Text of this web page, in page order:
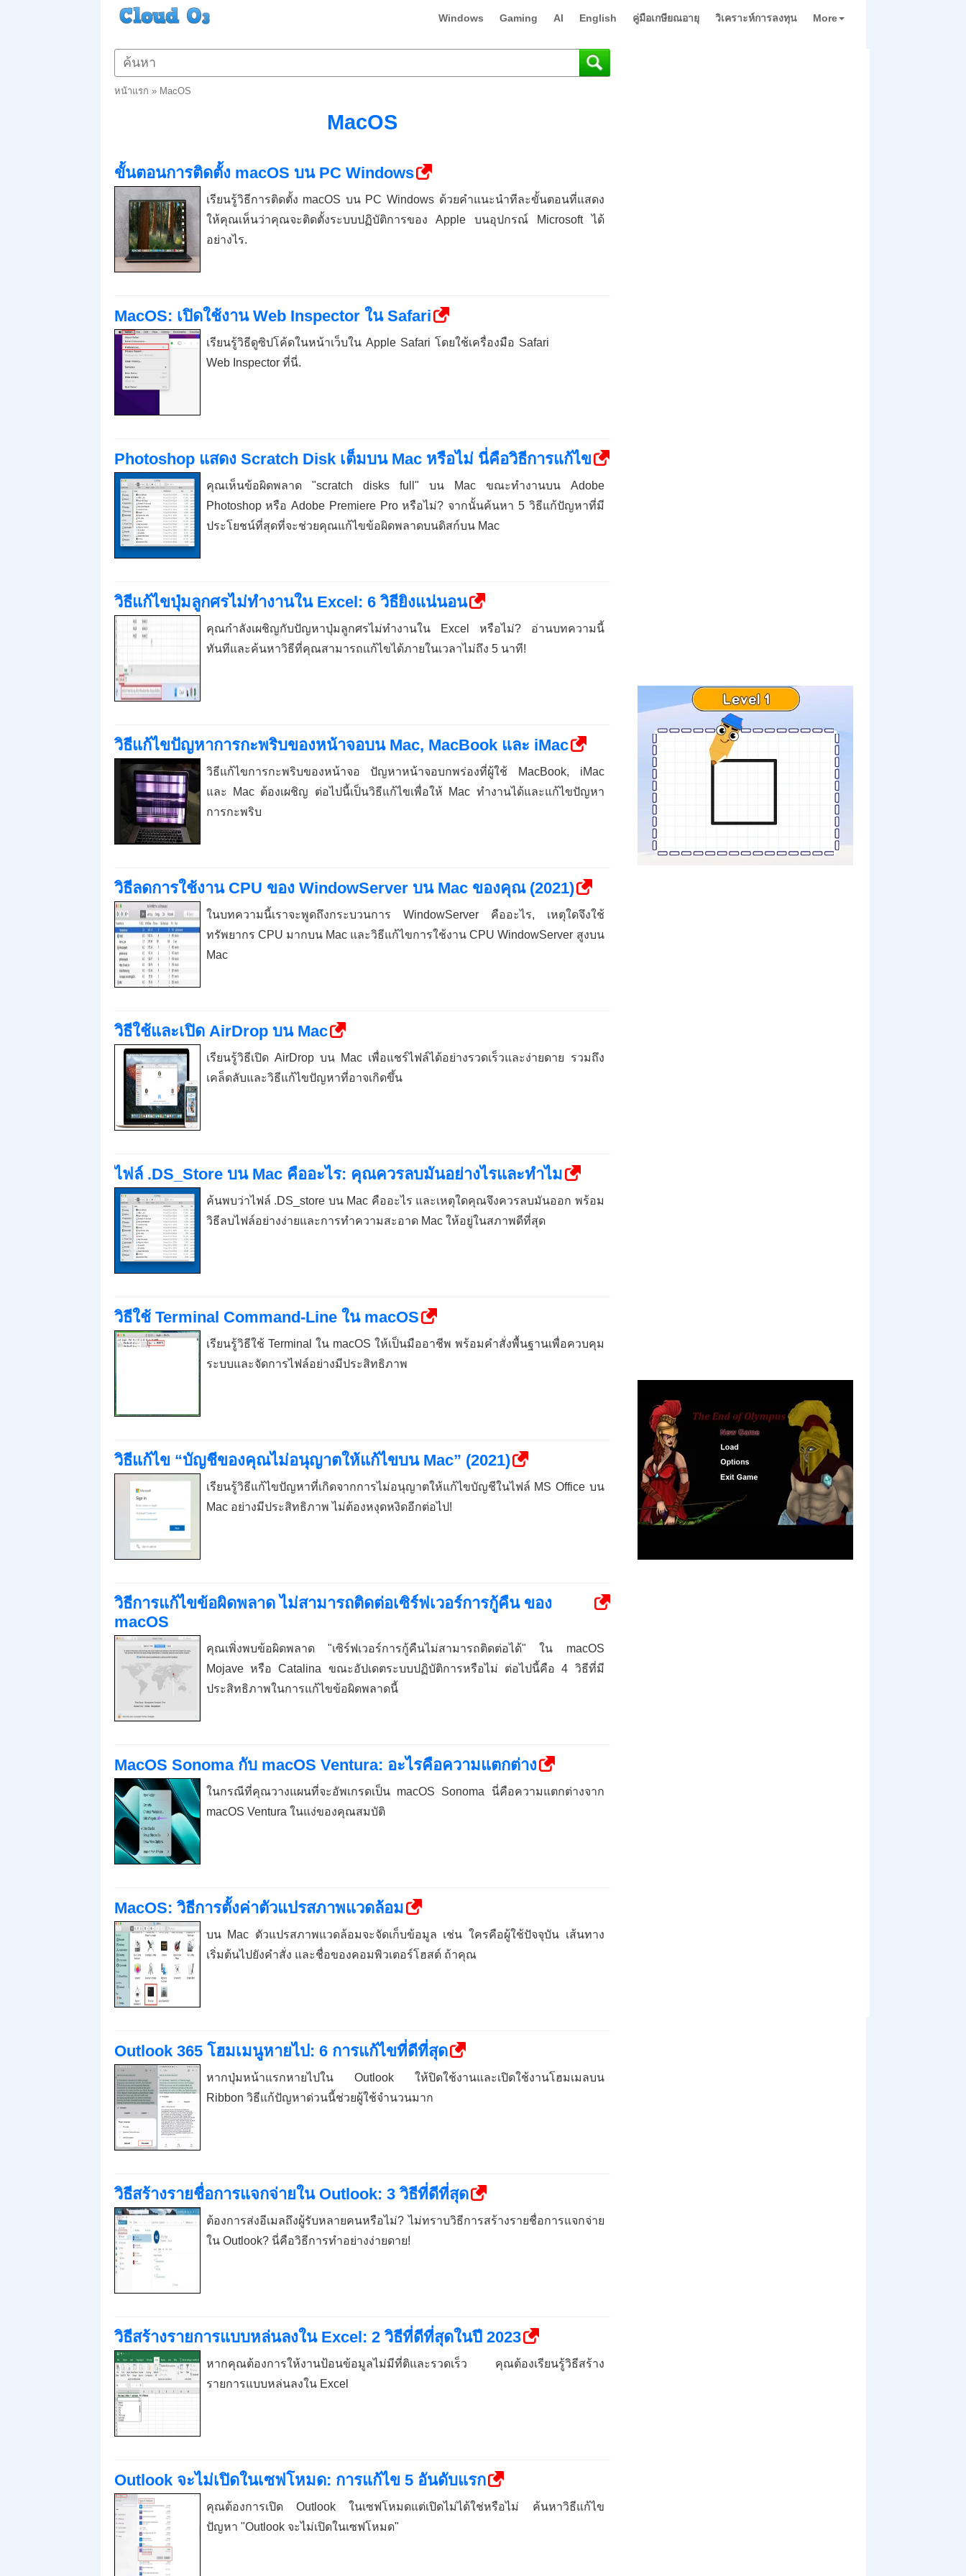
Windows Gaming AI English คู่มือเกษียณอายุ วิเคราะห์การลงทุน More
หน้าแรก » MacOS
MacOS
ขั้นตอนการติดตั้ง macOS บน PC Windows
เรียนรู้วิธีการติดตั้ง macOS บน PC Windows ด้วยคำแนะนำทีละขั้นตอนที่แสดง
ให้คุณเห็นว่าคุณจะติดตั้งระบบปฏิบัติการของ Apple บนอุปกรณ์ Microsoft ได้
อย่างไร.
MacOS: เปิดใช้งาน Web Inspector ใน Safari
เรียนรู้วิธีดูซิปโค้ดในหน้าเว็บใน Apple Safari โดยใช้เครื่องมือ Safari
Web Inspector ที่นี่.
Photoshop แสดง Scratch Disk เต็มบน Mac หรือไม่ นี่คือวิธีการแก้ไข
คุณเห็นข้อผิดพลาด "scratch disks full" บน Mac ขณะทำงานบน Adobe
Photoshop หรือ Adobe Premiere Pro หรือไม่? จากนั้นค้นหา 5 วิธีแก้ปัญหาที่มี
ประโยชน์ที่สุดที่จะช่วยคุณแก้ไขข้อผิดพลาดบนดิสก์บน Mac
วิธีแก้ไขปุ่มลูกศรไม่ทำงานใน Excel: 6 วิธียิงแน่นอน
คุณกำลังเผชิญกับปัญหาปุ่มลูกศรไม่ทำงานใน Excel หรือไม่? อ่านบทความนี้
ทันทีและค้นหาวิธีที่คุณสามารถแก้ไขได้ภายในเวลาไม่ถึง 5 นาที!
วิธีแก้ไขปัญหาการกะพริบของหน้าจอบน Mac, MacBook และ iMac
วิธีแก้ไขการกะพริบของหน้าจอ ปัญหาหน้าจอบกพร่องที่ผู้ใช้ MacBook, iMac
และ Mac ต้องเผชิญ ต่อไปนี้เป็นวิธีแก้ไขเพื่อให้ Mac ทำงานได้และแก้ไขปัญหา
การกะพริบ
วิธีลดการใช้งาน CPU ของ WindowServer บน Mac ของคุณ (2021)
ในบทความนี้เราจะพูดถึงกระบวนการ WindowServer คืออะไร, เหตุใดจึงใช้
ทรัพยากร CPU มากบน Mac และวิธีแก้ไขการใช้งาน CPU WindowServer สูงบน
Mac
วิธีใช้และเปิด AirDrop บน Mac
เรียนรู้วิธีเปิด AirDrop บน Mac เพื่อแชร์ไฟล์ได้อย่างรวดเร็วและง่ายดาย รวมถึง
เคล็ดลับและวิธีแก้ไขปัญหาที่อาจเกิดขึ้น
ไฟล์ .DS_Store บน Mac คืออะไร: คุณควรลบมันอย่างไรและทำไม
ค้นพบว่าไฟล์ .DS_store บน Mac คืออะไร และเหตุใดคุณจึงควรลบมันออก พร้อม
วิธีลบไฟล์อย่างง่ายและการทำความสะอาด Mac ให้อยู่ในสภาพดีที่สุด
วิธีใช้ Terminal Command-Line ใน macOS
เรียนรู้วิธีใช้ Terminal ใน macOS ให้เป็นมืออาชีพ พร้อมคำสั่งพื้นฐานเพื่อควบคุม
ระบบและจัดการไฟล์อย่างมีประสิทธิภาพ
วิธีแก้ไข “บัญชีของคุณไม่อนุญาตให้แก้ไขบน Mac” (2021)
เรียนรู้วิธีแก้ไขปัญหาที่เกิดจากการไม่อนุญาตให้แก้ไขบัญชีในไฟล์ MS Office บน
Mac อย่างมีประสิทธิภาพ ไม่ต้องหงุดหงิดอีกต่อไป!
วิธีการแก้ไขข้อผิดพลาด ไม่สามารถติดต่อเซิร์ฟเวอร์การกู้คืน ของ
macOS
คุณเพิ่งพบข้อผิดพลาด "เซิร์ฟเวอร์การกู้คืนไม่สามารถติดต่อได้" ใน macOS
Mojave หรือ Catalina ขณะอัปเดตระบบปฏิบัติการหรือไม่ ต่อไปนี้คือ 4 วิธีที่มี
ประสิทธิภาพในการแก้ไขข้อผิดพลาดนี้
MacOS Sonoma กับ macOS Ventura: อะไรคือความแตกต่าง
ในกรณีที่คุณวางแผนที่จะอัพเกรดเป็น macOS Sonoma นี่คือความแตกต่างจาก
macOS Ventura ในแง่ของคุณสมบัติ
MacOS: วิธีการตั้งค่าตัวแปรสภาพแวดล้อม
บน Mac ตัวแปรสภาพแวดล้อมจะจัดเก็บข้อมูล เช่น ใครคือผู้ใช้ปัจจุบัน เส้นทาง
เริ่มต้นไปยังคำสั่ง และชื่อของคอมพิวเตอร์โฮสต์ ถ้าคุณ
Outlook 365 โฮมเมนูหายไป: 6 การแก้ไขที่ดีที่สุด
หากปุ่มหน้าแรกหายไปใน Outlook ให้ปิดใช้งานและเปิดใช้งานโฮมเมลบน
Ribbon วิธีแก้ปัญหาด่วนนี้ช่วยผู้ใช้จำนวนมาก
วิธีสร้างรายชื่อการแจกจ่ายใน Outlook: 3 วิธีที่ดีที่สุด
ต้องการส่งอีเมลถึงผู้รับหลายคนหรือไม่? ไม่ทราบวิธีการสร้างรายชื่อการแจกจ่าย
ใน Outlook? นี่คือวิธีการทำอย่างง่ายดาย!
วิธีสร้างรายการแบบหล่นลงใน Excel: 2 วิธีที่ดีที่สุดในปี 2023
หากคุณต้องการให้งานป้อนข้อมูลไม่มีที่ติและรวดเร็ว คุณต้องเรียนรู้วิธีสร้าง
รายการแบบหล่นลงใน Excel
Outlook จะไม่เปิดในเซฟโหมด: การแก้ไข 5 อันดับแรก
คุณต้องการเปิด Outlook ในเซฟโหมดแต่เปิดไม่ได้ใช่หรือไม่ ค้นหาวิธีแก้ไข
ปัญหา "Outlook จะไม่เปิดในเซฟโหมด"